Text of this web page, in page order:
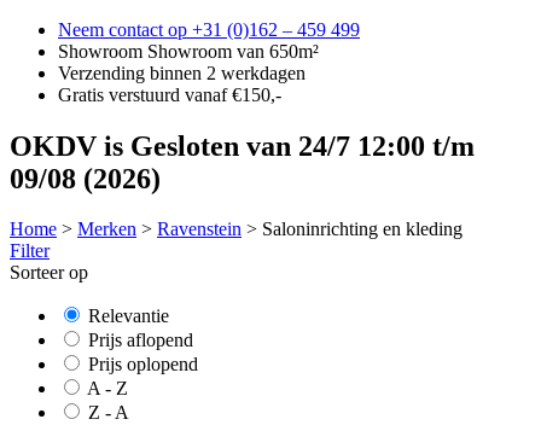
Neem contact op +31 (0)162 – 459 499
Showroom Showroom van 650m²
Verzending binnen 2 werkdagen
Gratis verstuurd vanaf €150,-
OKDV is Gesloten van 24/7 12:00 t/m
09/08 (2026)
Home > Merken > Ravenstein > Salon­inrichting en kleding
Filter
Sorteer op
Relevantie
Prijs aflopend
Prijs oplopend
A - Z
Z - A